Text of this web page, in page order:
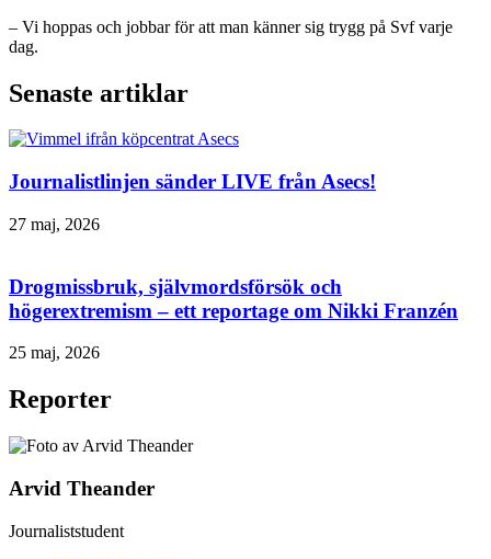
– Vi hoppas och jobbar för att man känner sig trygg på Svf varje
dag.
Senaste artiklar
Journalistlinjen sänder LIVE från Asecs!
27 maj, 2026
Drogmissbruk, självmordsförsök och
högerextremism – ett reportage om Nikki Franzén
25 maj, 2026
Reporter
Arvid Theander
Journaliststudent